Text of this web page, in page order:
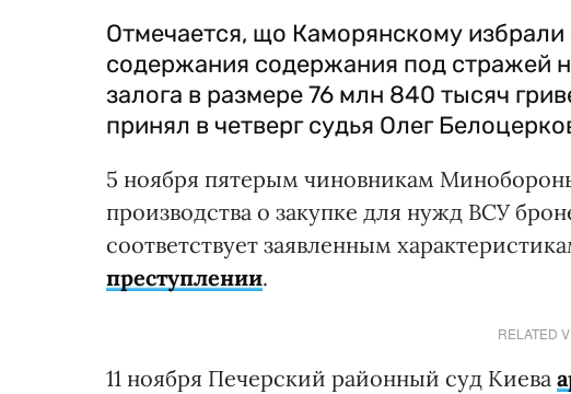
Отмечается, що Каморянскому
содержания содержания под стражей
залога в размере 76 млн 840 тысяч
принял в четверг судья Олег
5 ноября пятерым чиновникам
производства о закупке для нужд ВСУ
соответствует заявленным
преступлении.
RELATED
11 ноября Печерский районный суд Киева